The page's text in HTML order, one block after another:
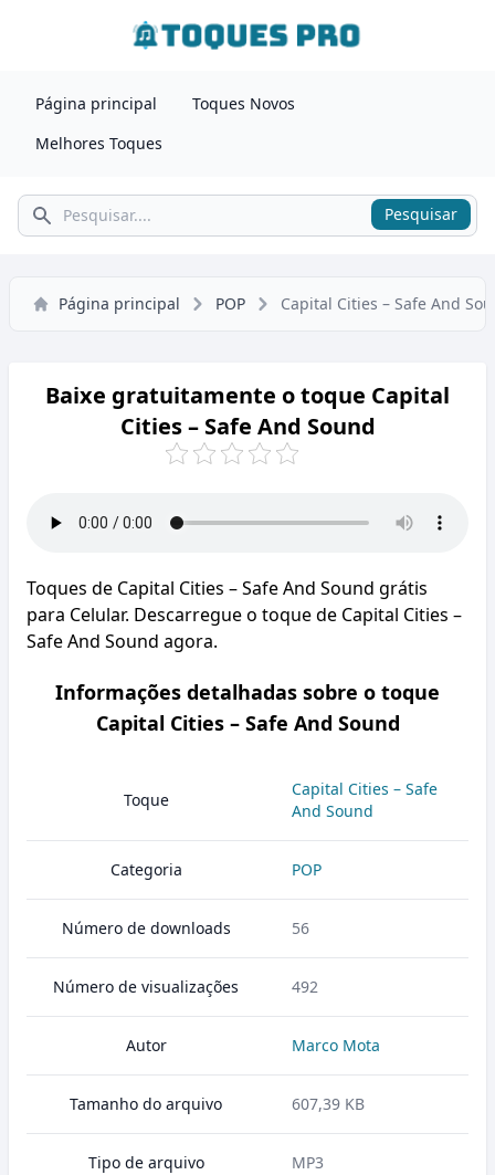
Página principal
Toques Novos
Melhores Toques
Pesquisar Pesquisar
Página principal POP Capital Cities – Safe And
Baixe gratuitamente o toque Capital
Cities – Safe And Sound
Toques de Capital Cities – Safe And Sound grátis
para Celular. Descarregue o toque de Capital Cities –
Safe And Sound agora.
Informações detalhadas sobre o toque
Capital Cities – Safe And Sound
Toque
Capital Cities – Safe
And Sound
Categoria POP
Número de downloads 56
Número de visualizações 492
Autor Marco Mota
Tamanho do arquivo 607,39 KB
Tipo de arquivo MP3